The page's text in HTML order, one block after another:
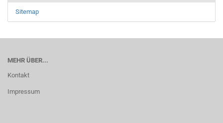
Sitemap
MEHR ÜBER...
Kontakt
Impressum